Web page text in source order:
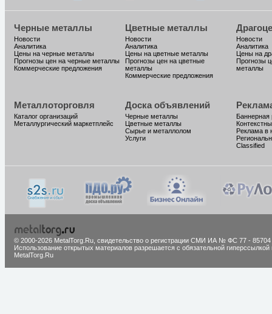
Черные металлы
Новости
Аналитика
Цены на черные металлы
Прогнозы цен на черные металлы
Коммерческие предложения
Цветные металлы
Новости
Аналитика
Цены на цветные металлы
Прогнозы цен на цветные
металлы
Коммерческие предложения
Новости
Аналитика
Цены на
Прогнозы
металлы
Металлоторговля
Каталог организаций
Металлургический маркетплейс
Доска объявлений
Черные металлы
Цветные металлы
Сырье и металлолом
Услуги
Баннерная
Реклама в
Classified
© 2000-2026 MetalTorg.Ru, cвидетельство о регистрации СМИ ИА № ФС 77 - 85704
Использование открытых материалов разрешается с обязательной гиперссылкой
MetalTorg.Ru